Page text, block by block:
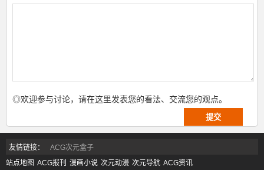
◎欢迎参与讨论，请在这里发表您的看法、交流您的观点。
友情链接：
ACG次元盒子
站点地图 ACG报刊 漫画小说 次元动漫 次元导航 ACG资讯